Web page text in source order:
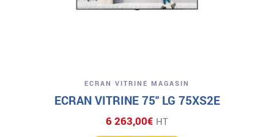
ECRAN VITRINE MAGASIN
ECRAN VITRINE 75″ LG 75XS2E
6 263,00€ HT